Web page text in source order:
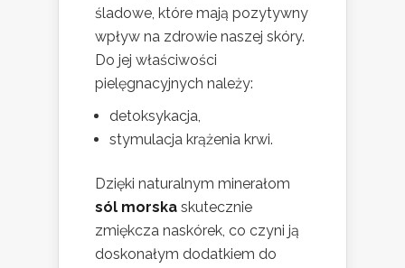
śladowe, które mają pozytywny
wpływ na zdrowie naszej skóry.
Do jej właściwości
pielęgnacyjnych należy:
detoksykacja,
stymulacja krążenia krwi.
Dzięki naturalnym minerałom
sól morska skutecznie
zmiękcza naskórek, co czyni ją
doskonałym dodatkiem do